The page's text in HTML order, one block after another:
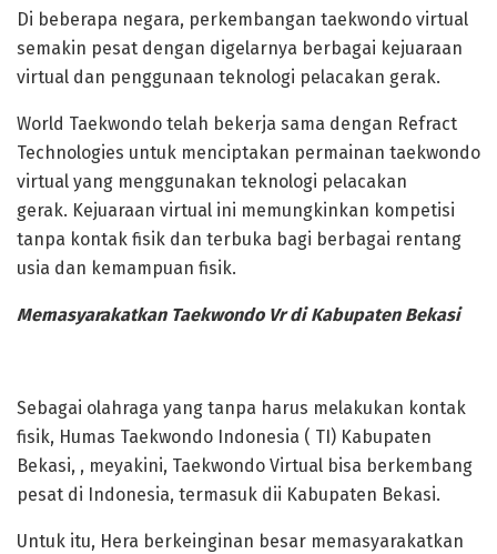
Di beberapa negara, perkembangan taekwondo virtual
semakin pesat dengan digelarnya berbagai kejuaraan
virtual dan penggunaan teknologi pelacakan gerak.
World Taekwondo telah bekerja sama dengan Refract
Technologies untuk menciptakan permainan taekwondo
virtual yang menggunakan teknologi pelacakan
gerak. Kejuaraan virtual ini memungkinkan kompetisi
tanpa kontak fisik dan terbuka bagi berbagai rentang
usia dan kemampuan fisik.
Memasyarakatkan Taekwondo Vr di Kabupaten Bekasi
Sebagai olahraga yang tanpa harus melakukan kontak
fisik, Humas Taekwondo Indonesia ( TI) Kabupaten
Bekasi, , meyakini, Taekwondo Virtual bisa berkembang
pesat di Indonesia, termasuk dii Kabupaten Bekasi.
Untuk itu, Hera berkeinginan besar memasyarakatkan